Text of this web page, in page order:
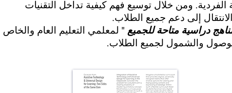
الفردية. ومن خلال توسيع فهم كيفية تداخل التقنيات
إلى دعم جميع الطلاب.
دراسية متاحة للجميع " لمعلمي التعليم العام والخاص
والشمول لجميع الطلاب.